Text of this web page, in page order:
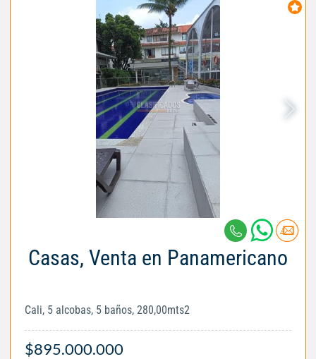
Casas, Venta en Panamericano
Cali, 5 alcobas, 5 baños, 280,00mts2
$895.000.000